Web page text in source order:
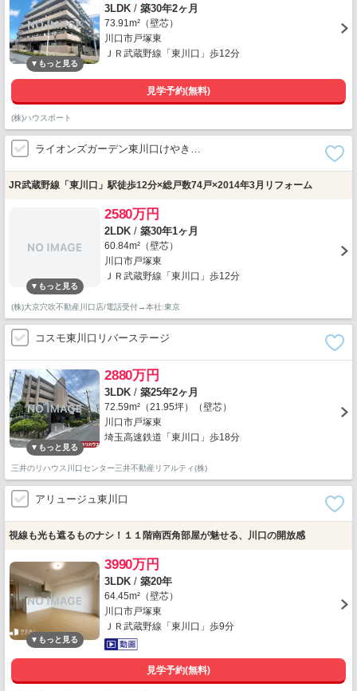
3LDK / 築30年2ヶ月
73.91m²（壁芯）
川口市戸塚東
ＪＲ武蔵野線「東川口」歩12分
見学予約(無料)
(株)ハウスポート
ライオンズガーデン東川口けやき…
JR武蔵野線「東川口」駅徒歩12分×総戸数74戸×2014年3月リフォーム
2580万円
2LDK / 築30年1ヶ月
60.84m²（壁芯）
川口市戸塚東
ＪＲ武蔵野線「東川口」歩12分
(株)大京穴吹不動産川口店/電話受付→本社:東京
コスモ東川口リバーステージ
2880万円
3LDK / 築25年2ヶ月
72.59m²（21.95坪）（壁芯）
川口市戸塚東
埼玉高速鉄道「東川口」歩18分
三井のリハウス川口センター三井不動産リアルティ(株)
アリュージュ東川口
視線も光も遮るものナシ！１１階南西角部屋が魅せる、川口の開放感
3990万円
3LDK / 築20年
64.45m²（壁芯）
川口市戸塚東
ＪＲ武蔵野線「東川口」歩9分
見学予約(無料)